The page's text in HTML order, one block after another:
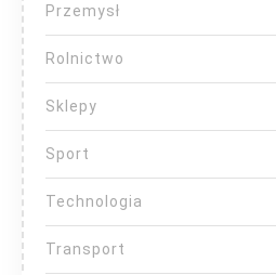
Przemysł
Rolnictwo
Sklepy
Sport
Technologia
Transport